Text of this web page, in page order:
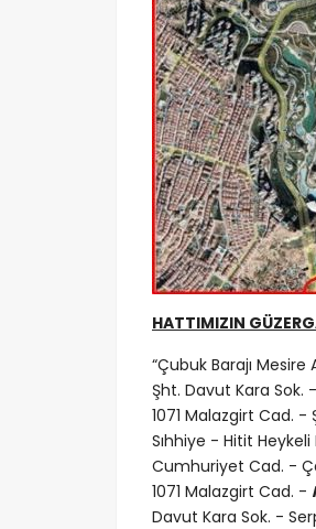
HATTIMIZIN
“Çubuk Barajı
Şht. Davut Kara Sok.
1071 Malazgirt Cad. -
Sıhhiye - Hitit
Cumhuriyet Cad. -
1071 Malazgirt Cad. -
Davut Kara Sok. -